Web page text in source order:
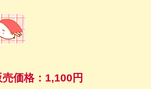
売価格： 1,100円